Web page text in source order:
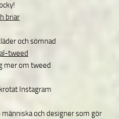
briar
och sömnad
tweed
mer om tweed
Instagram
och designer som gör